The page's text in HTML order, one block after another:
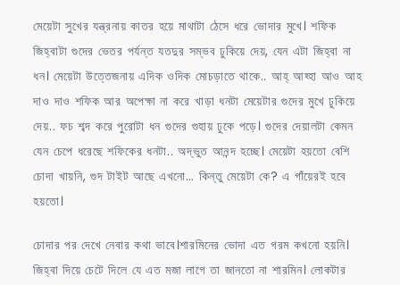
মেয়েটা সুখের যন্ত্রনায় কাতর হয়ে মাথাটা ঠেসে ধরে ভোদার মুখে। শফিক
জিহ্বাটা গুদের ভেতর পর্যন্ত যতদুর সম্ভব ঢুকিয়ে দেয়, যেন এটা জিহ্বা না
ধন। মেয়েটা উত্তেজনায় এদিক ওদিক মোচড়াতে থাকে.. আহ্ আহ্হা আও আহ
দাও দাও শফিক আর অপেক্ষা না করে খাড়া ধনটা মেয়েটার গুদের মুখে ঢুকিয়ে
দেয়.. ফচ শব্দ করে পুরোটা ধন গুদের গুহায় ঢুকে পড়ে। গুদের দেয়ালটা কেমন
যেন চেপে ধরেছে শফিকের ধনটা.. অদ্ভুত আনন্দ হচ্ছে। মেয়েটা হয়তো বেশি
চোদা খায়নি, গুদ টাইট আছে এখনো… কিন্তু মেয়েটা কে? এ গাঁয়েরই হবে
হয়তো।
চোদার পর দেখে নেবার কথা ভাবে।শারমিনের ভোদা এত গরম কখনো হয়নি।
জিহ্বা দিয়ে চেটে দিলে যে এত মজা লাগে তা জানতো না শারমিন। লোকটার